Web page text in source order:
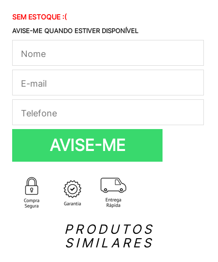
SEM ESTOQUE :(
AVISE-ME QUANDO ESTIVER DISPONÍVEL
AVISE-ME
PRODUTOS
SIMILARES